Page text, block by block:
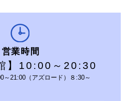
営業時間
】10:00～20:30
～21:00（アズロード）８:30～